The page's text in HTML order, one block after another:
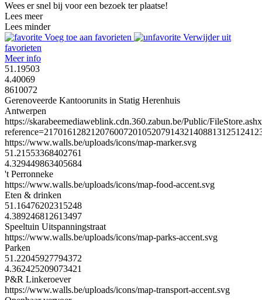
Wees er snel bij voor een bezoek ter plaatse!
Lees meer
Lees minder
Voeg toe aan favorieten
Verwijder uit
favorieten
Meer info
51.19503
4.40069
8610072
Gerenoveerde Kantoorunits in Statig Herenhuis
Antwerpen
https://skarabeemediaweblink.cdn.360.zabun.be/Public/
https://www.walls.be/uploads/icons/map-marker.svg
51.21553368402761
4.329449863405684
't Perronneke
https://www.walls.be/uploads/icons/map-food-accent.svg
Eten & drinken
51.16476202315248
4.389246812613497
Speeltuin Uitspanningstraat
https://www.walls.be/uploads/icons/map-parks-accent.svg
Parken
51.22045927794372
4.362425209073421
P&R Linkeroever
https://www.walls.be/uploads/icons/map-transport-accent.svg